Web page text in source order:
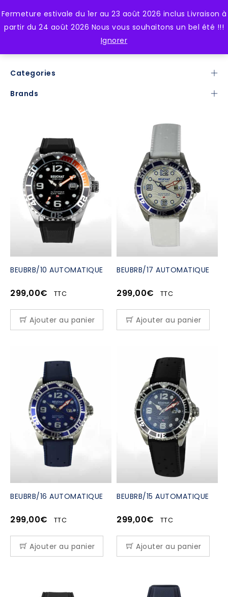
Fermeture estivale du 1er au 23 août 2026 inclus Livraison à
partir du 24 août 2026 Nous vous souhaitons un bel été !!!
Ignorer
0
Categories
Brands
BEUBRB/10 AUTOMATIQUE
299,00€ TTC
Ajouter au panier
BEUBRB/17 AUTOMATIQUE
299,00€ TTC
Ajouter au panier
BEUBRB/16 AUTOMATIQUE
299,00€ TTC
Ajouter au panier
BEUBRB/15 AUTOMATIQUE
299,00€ TTC
Ajouter au panier